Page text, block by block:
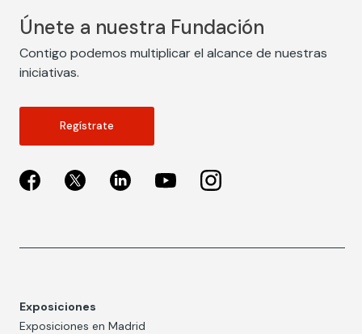
Únete a nuestra Fundación
Contigo podemos multiplicar el alcance de nuestras
iniciativas.
Regístrate
Exposiciones
Exposiciones en Madrid